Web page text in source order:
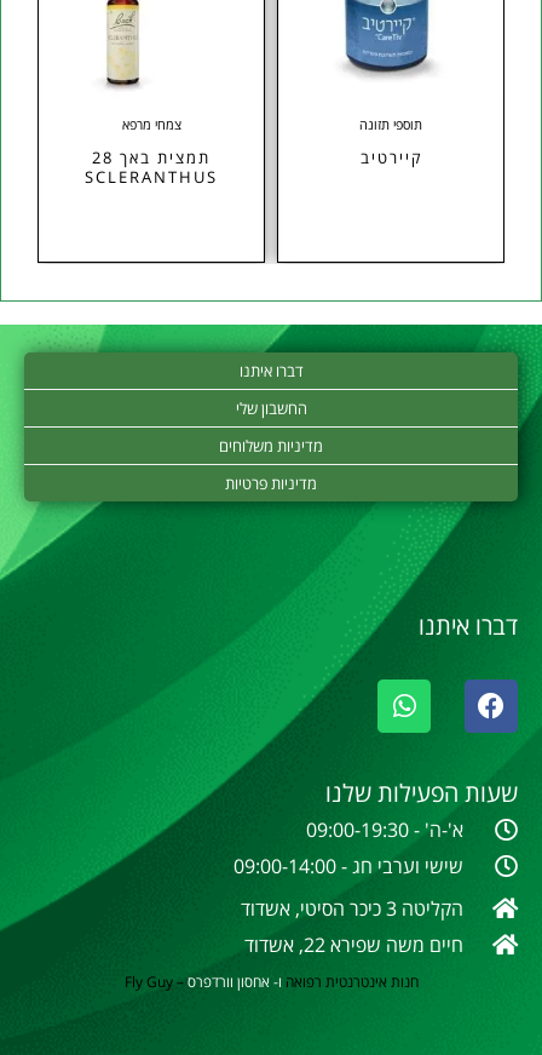
תוספי תזונה
קיירטיב
צמחי מרפא
תמצית באך 28
SCLERANTHUS
דברו איתנו
החשבון שלי
מדיניות משלוחים
מדיניות פרטיות
דברו איתנו
שעות הפעילות שלנו
א'-ה' - 09:00-19:30
שישי וערבי חג - 09:00-14:00
הקליטה 3 כיכר הסיטי, אשדוד
חיים משה שפירא 22, אשדוד
חנות אינטרנטית רפואה ו- אחסון וורדפרס–
Fly Guy